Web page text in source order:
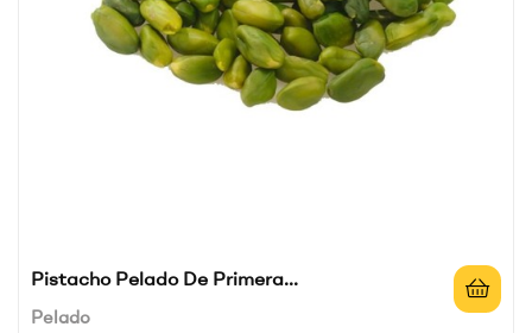
Pistacho Pelado De Primera...
Pelado